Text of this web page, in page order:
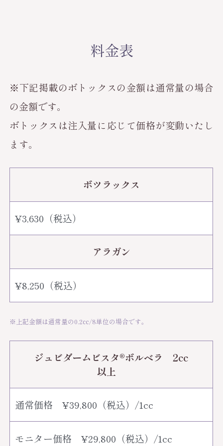
料金表
※下記掲載のボトックスの金額は通常量の場合
の金額です。
ボトックスは注入量に応じて価格が変動いたし
ます。
ボツラックス
¥3,630（税込）
アラガン
¥8,250（税込）
※上記金額は通常量の0.2㏄/8単位の場合です。
ジュビダームビスタ®︎ボルベラ 2cc
以上
通常価格 ¥39,800（税込）/1cc
モニター価格 ¥29,800（税込）/1cc